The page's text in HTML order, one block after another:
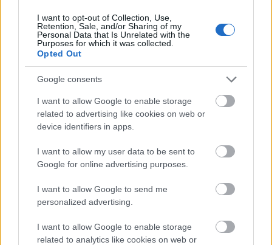
I want to opt-out of Collection, Use,
Retention, Sale, and/or Sharing of my
Personal Data that Is Unrelated with the
Purposes for which it was collected.
Opted Out
Google consents
I want to allow Google to enable storage
related to advertising like cookies on web or
device identifiers in apps.
I want to allow my user data to be sent to
Google for online advertising purposes.
I want to allow Google to send me
personalized advertising.
I want to allow Google to enable storage
related to analytics like cookies on web or